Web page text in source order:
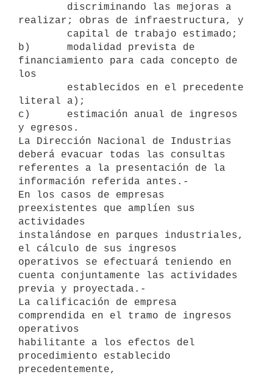
realizar; obras de infraestructura, y
b)      modalidad prevista de
financiamiento para cada concepto de
los
literal a);
c)      estimación anual de ingresos
y egresos.
La Dirección Nacional de Industrias
deberá evacuar todas las consultas
referentes a la presentación de la
información referida antes.-
En los casos de empresas
preexistentes que amplíen sus
actividades
instalándose en parques industriales,
el cálculo de sus ingresos
operativos se efectuará teniendo en
cuenta conjuntamente las actividades
previa y proyectada.-
La calificación de empresa
comprendida en el tramo de ingresos
operativos
habilitante a los efectos del
procedimiento establecido
precedentemente,